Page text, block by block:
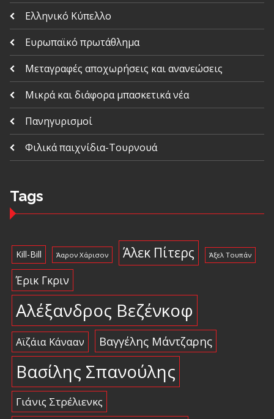
Ελληνικό Κύπελλο
Ευρωπαϊκό πρωτάθλημα
Μεταγραφές αποχωρήσεις και ανανεώσεις
Μικρά και διάφορα μπασκετικά νέα
Πανηγυρισμοί
Φιλικά παιχνίδια-Τουρνουά
Tags
Kill-Bill Άαρον Χάρισον Άλεκ Πίτερς Άξελ Τουπάν
Έρικ Γκριν
Αλέξανδρος Βεζένκοφ
Αϊζάια Κάνααν Βαγγέλης Μάντζαρης
Βασίλης Σπανούλης
Γιάνις Στρέλιενκς